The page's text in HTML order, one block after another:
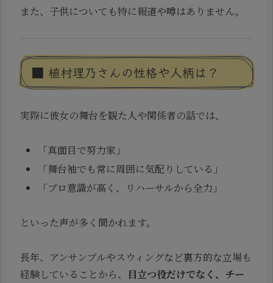
また、子供についても特に報道や噂はありません。
■ 植村理乃さんの性格や人柄は？
実際に彼女の舞台を観た人や関係者の話では、
「真面目で努力家」
「舞台袖でも常に周囲に気配りしている」
「プロ意識が高く、リハーサルから全力」
といった声が多く聞かれます。
長年、アンサンブルやスウィングなど裏方的な立場も
経験していることから、
目立つ役だけでなく、チー